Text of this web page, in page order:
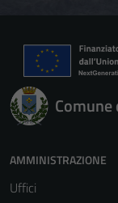
AMMINISTRAZIONE
Uffici